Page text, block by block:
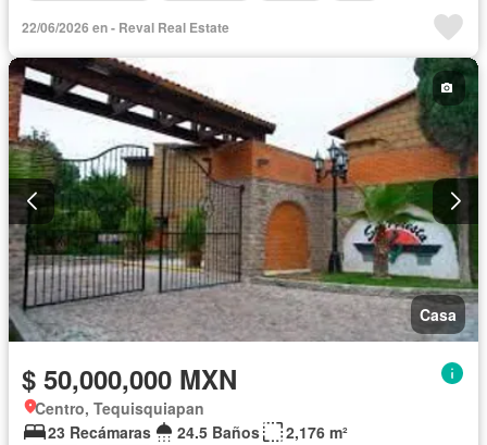
22/06/2026 en - Reval Real Estate
Casa
$ 50,000,000 MXN
Centro, Tequisquiapan
23 Recámaras
24.5 Baños
2,176 m²